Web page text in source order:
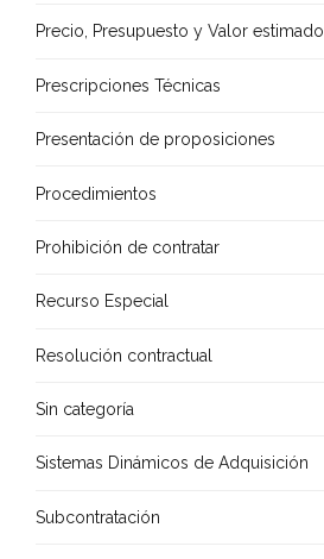
Precio, Presupuesto y Valor estimado
Prescripciones Técnicas
Presentación de proposiciones
Procedimientos
Prohibición de contratar
Recurso Especial
Resolución contractual
Sin categoría
Sistemas Dinámicos de Adquisición
Subcontratación